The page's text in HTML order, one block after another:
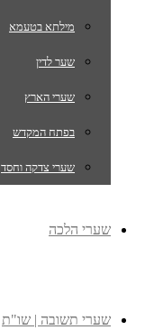
מילתא בטעמא
שער לדין
שערי הארץ
בפתח המקדש
שערי צדקה וחסד
שערי הלכה
שערי תשובה | שו"ת